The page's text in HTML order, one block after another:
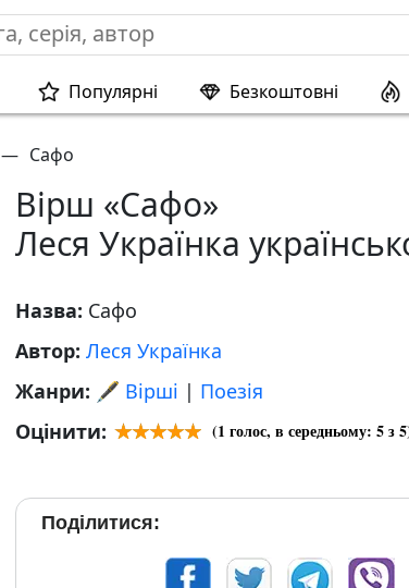
Популярні Безкоштовні
— Сафо
Вірш «Сафо»
Леся Українка
Назва: Сафо
Автор: Леся Українка
Жанри: 🖋️ Вірші | Поезія
Оцінити:
(1 голос, в середньому: 5з
Поділитися: